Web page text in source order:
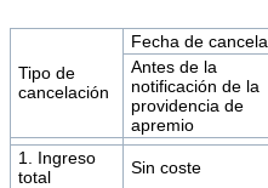
Tipo de
cancelación
Fecha de
Antes de la
notificación de la
providencia de
apremio
1. Ingreso
total
Sin coste